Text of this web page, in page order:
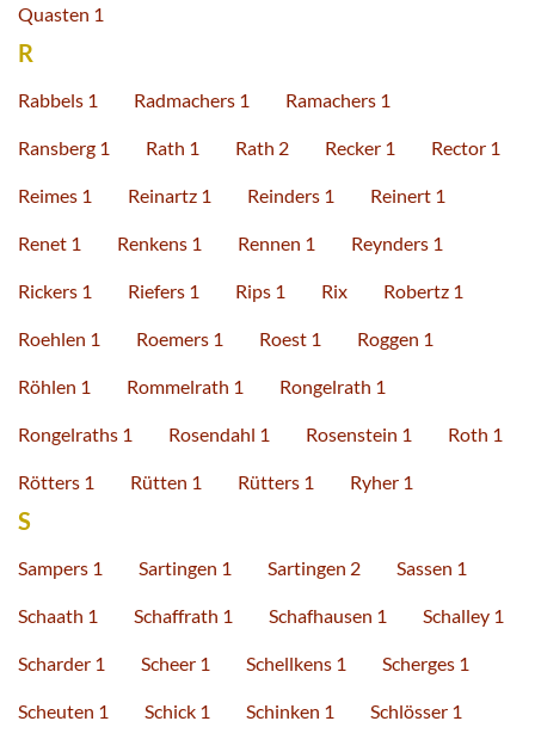
Quasten 1
R
Rabbels 1 Radmachers 1 Ramachers 1
Ransberg 1 Rath 1 Rath 2 Recker 1 Rector 1
Reimes 1 Reinartz 1 Reinders 1 Reinert 1
Renet 1 Renkens 1 Rennen 1 Reynders 1
Rickers 1 Riefers 1 Rips 1 Rix Robertz 1
Roehlen 1 Roemers 1 Roest 1 Roggen 1
Röhlen 1 Rommelrath 1 Rongelrath 1
Rongelraths 1 Rosendahl 1 Rosenstein 1 Roth 1
Rötters 1 Rütten 1 Rütters 1 Ryher 1
S
Sampers 1 Sartingen 1 Sartingen 2 Sassen 1
Schaath 1 Schaffrath 1 Schafhausen 1 Schalley 1
Scharder 1 Scheer 1 Schellkens 1 Scherges 1
Scheuten 1 Schick 1 Schinken 1 Schlösser 1